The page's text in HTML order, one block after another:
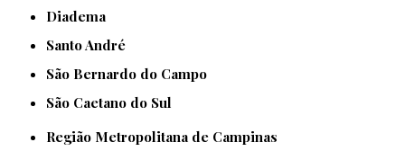
Diadema
Santo André
São Bernardo do Campo
São Caetano do Sul
Região Metropolitana de Campinas